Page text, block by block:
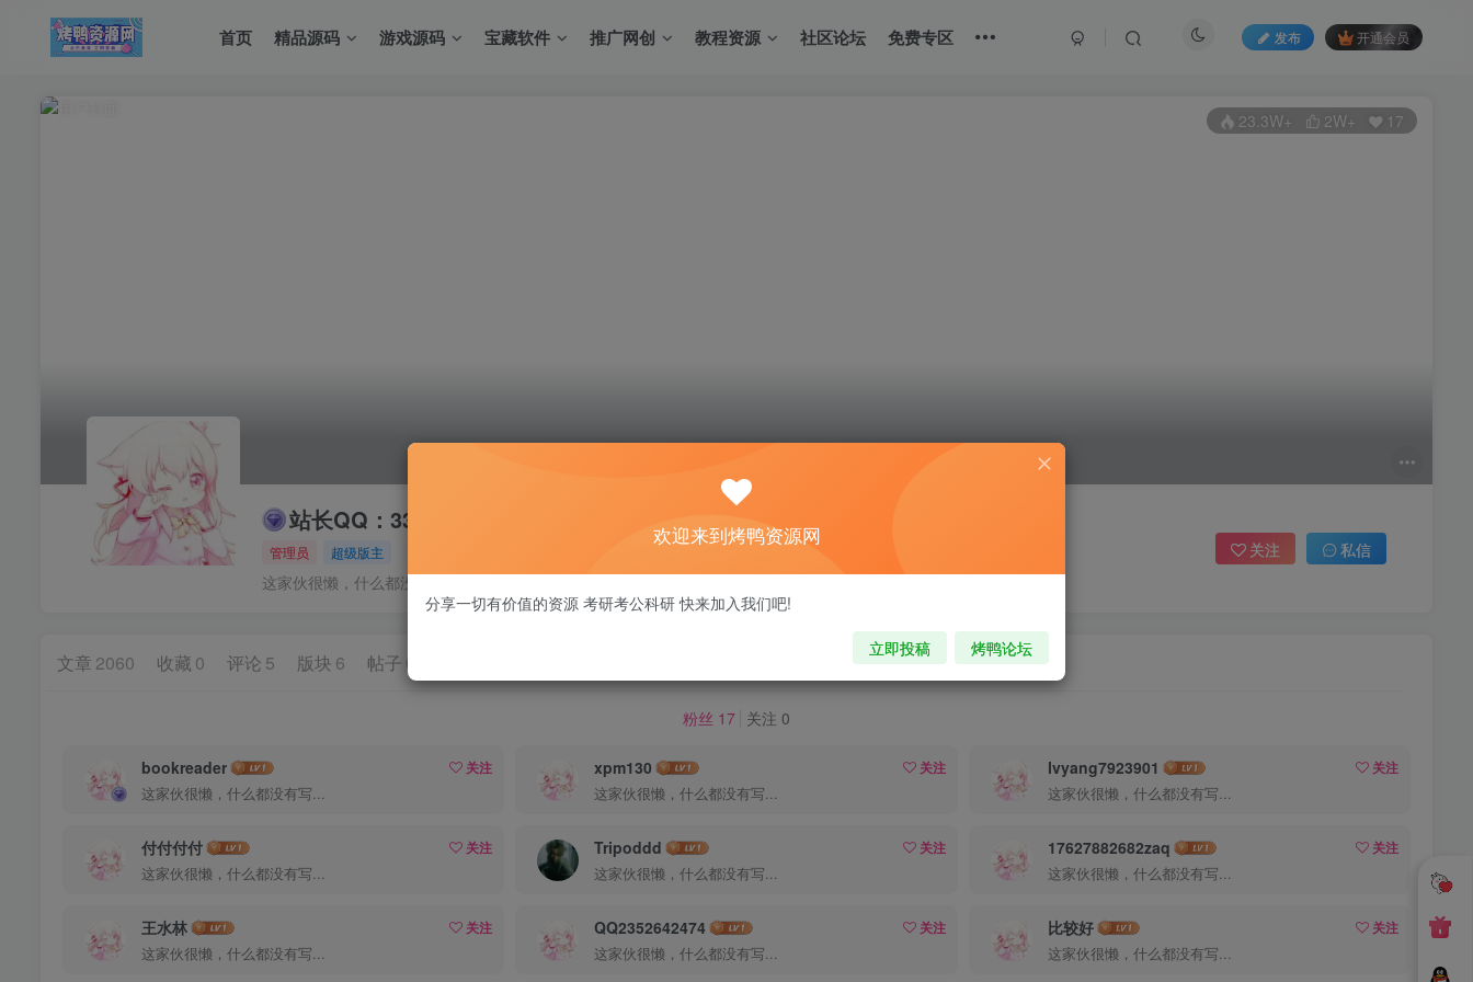
首页 精品源码 游戏源码 宝藏软件 推广网创 教程资源 社区论坛 免费专区 发布 开通会员
23.3W+ 2W+ 17
站长QQ：335006980
管理员 超级版主
这家伙很懒，什么都没有写...
关注 私信
文章 2060 收藏 0 评论 5 版块 6 帖子 0
粉丝 17 关注 0
bookreader
关注
这家伙很懒，什么都没有写...
xpm130
关注
这家伙很懒，什么都没有写...
lvyang7923901
关注
这家伙很懒，什么都没有写...
付付付付
关注
这家伙很懒，什么都没有写...
Tripoddd
关注
这家伙很懒，什么都没有写...
17627882682zaq
关注
这家伙很懒，什么都没有写...
王水林
关注
这家伙很懒，什么都没有写...
QQ2352642474
关注
这家伙很懒，什么都没有写...
比较好
关注
这家伙很懒，什么都没有写...
欢迎来到烤鸭资源网
分享一切有价值的资源 考研考公科研 快来加入我们吧!
立即投稿 烤鸭论坛